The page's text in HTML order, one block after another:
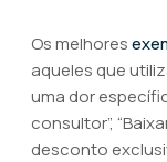
Os melhores
aqueles que
uma dor
consultor”,
desconto